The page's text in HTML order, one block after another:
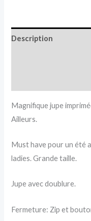
Description
Magnifique jupe
Ailleurs.
Must have pour un été
ladies. Grande taille.
Jupe avec doublure.
Fermeture: Zip et